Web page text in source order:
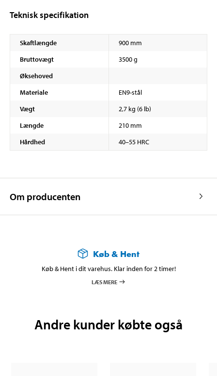
Teknisk specifikation
Skaftlængde
900 mm
Bruttovægt
3500 g
Øksehoved
Materiale
EN9-stål
Vægt
2,7 kg (6 lb)
Længde
210 mm
Hårdhed
40–55 HRC
Om producenten
Køb & Hent
Køb & Hent i dit varehus. Klar inden for 2 timer!
LÆS MERE
Andre kunder købte også